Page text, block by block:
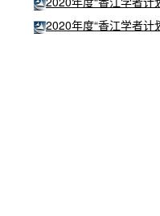
2020年度“香江学者计